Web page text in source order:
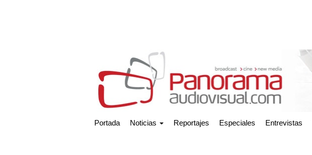
Portada Noticias Reportajes Especiales Entrevistas